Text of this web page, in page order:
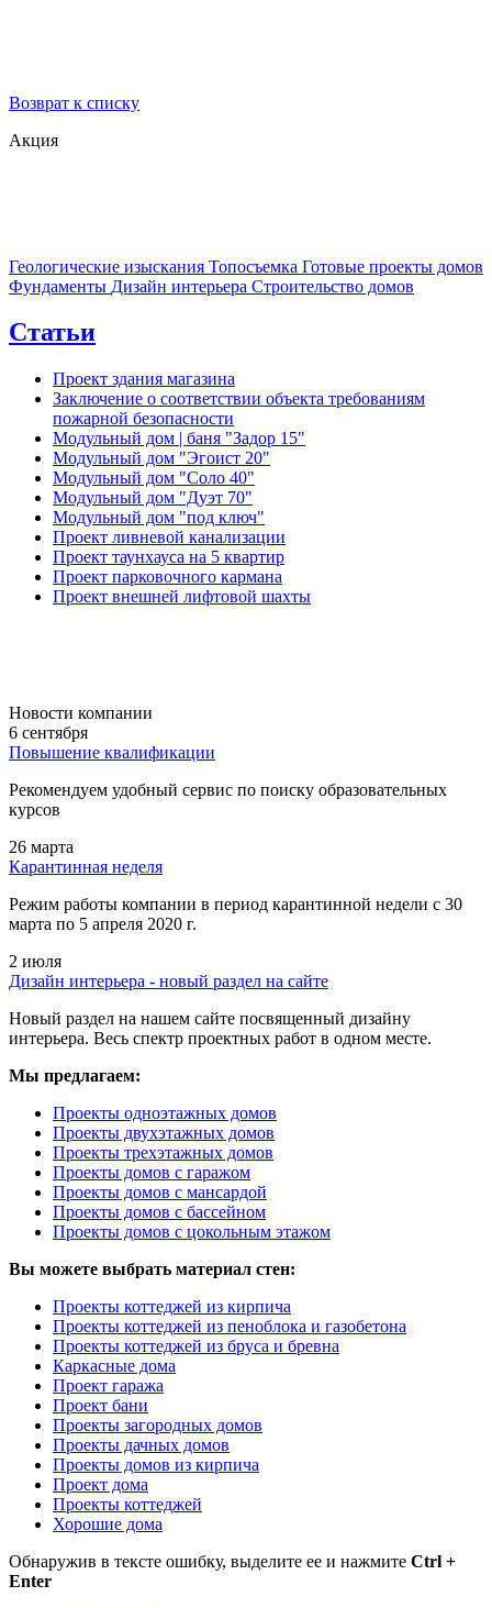
Возврат к списку
Акция
Геологические изыскания Топосъемка Готовые проекты домов
Фундаменты Дизайн интерьера Строительство домов
Статьи
Проект здания магазина
Заключение о соответствии объекта требованиям
пожарной безопасности
Модульный дом | баня "Задор 15"
Модульный дом "Эгоист 20"
Модульный дом "Соло 40"
Модульный дом "Дуэт 70"
Модульный дом "под ключ"
Проект ливневой канализации
Проект таунхауса на 5 квартир
Проект парковочного кармана
Проект внешней лифтовой шахты
Новости компании
6 сентября
Повышение квалификации
Рекомендуем удобный сервис по поиску образовательных
курсов
26 марта
Карантинная неделя
Режим работы компании в период карантинной недели c 30
марта по 5 апреля 2020 г.
2 июля
Дизайн интерьера - новый раздел на сайте
Новый раздел на нашем сайте посвященный дизайну
интерьера. Весь спектр проектных работ в одном месте.
Мы предлагаем:
Проекты одноэтажных домов
Проекты двухэтажных домов
Проекты трехэтажных домов
Проекты домов с гаражом
Проекты домов с мансардой
Проекты домов с бассейном
Проекты домов с цокольным этажом
Вы можете выбрать материал стен:
Проекты коттеджей из кирпича
Проекты коттеджей из пеноблока и газобетона
Проекты коттеджей из бруса и бревна
Каркасные дома
Проект гаража
Проект бани
Проекты загородных домов
Проекты дачных домов
Проекты домов из кирпича
Проект дома
Проекты коттеджей
Хорошие дома
Обнаружив в тексте ошибку, выделите ее и нажмите Ctrl +
Enter